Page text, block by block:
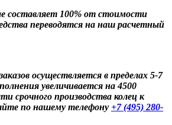
составляет 100% от стоимости
переводятся на наш расчетный
осуществляется в пределах 5-7
увеличивается на 4500
срочного производства колец к
по нашему телефону +7 (495) 280-